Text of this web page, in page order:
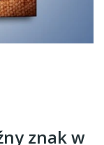
znak w